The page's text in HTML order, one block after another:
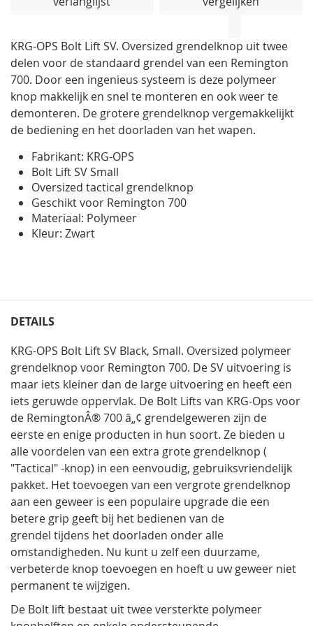
KRG-OPS Bolt Lift SV. Oversized grendelknop uit twee
delen voor de standaard grendel van een Remington
700. Door een ingenieus systeem is deze polymeer
knop makkelijk en snel te monteren en ook weer te
demonteren. De grotere grendelknop vergemakkelijkt
de bediening en het doorladen van het wapen.
Fabrikant: KRG-OPS
Bolt Lift SV Small
Oversized tactical grendelknop
Geschikt voor Remington 700
Materiaal: Polymeer
Kleur: Zwart
DETAILS
KRG-OPS Bolt Lift SV Black, Small. Oversized polymeer
grendelknop voor Remington 700. De SV uitvoering is
maar iets kleiner dan de large uitvoering en heeft een
iets geruwde oppervlak. De Bolt Lifts van KRG-Ops voor
de RemingtonÂ® 700 â„¢ grendelgeweren zijn de
eerste en enige producten in hun soort. Ze bieden u
alle voordelen van een extra grote grendelknop (
"Tactical" -knop) in een eenvoudig, gebruiksvriendelijk
pakket. Het toevoegen van een vergrote grendelknop
aan een geweer is een populaire upgrade die een
betere grip geeft bij het bedienen van de
grendel tijdens het doorladen onder alle
omstandigheden. Nu kunt u zelf een duurzame,
verbeterde knop toevoegen en hoeft u uw geweer niet
permanent te wijzigen.
De Bolt lift bestaat uit twee versterkte polymeer